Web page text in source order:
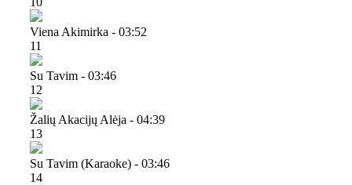
Viena Akimirka - 03:52
11
Su Tavim - 03:46
12
Žalių Akacijų Alėja - 04:39
13
Su Tavim (karaoke) - 03:46
14